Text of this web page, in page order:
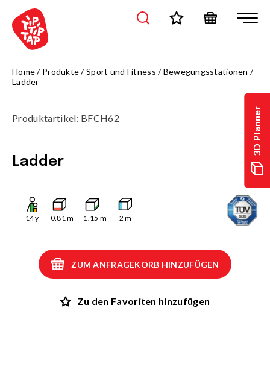
3D Planner
Home/ Produkte/Sport und Fitness /Bewegungsstationen /
Ladder
Produktartikel: BFCH62
Ladder
14y 0.81m 1.15 m 2 m
ZUM ANFRAGEKORB HINZUFÜGEN
Zu den Favoriten hinzufügen